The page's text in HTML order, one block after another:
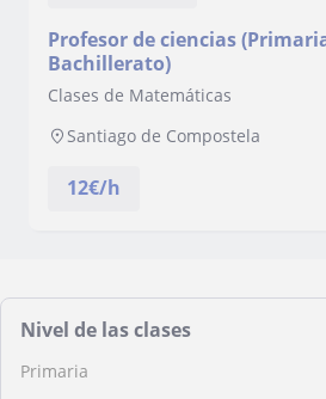
Profesor de ciencias
Bachillerato)
Clases de Matemáticas
Santiago de Compostela
12€/h
Nivel de las clases
Primaria